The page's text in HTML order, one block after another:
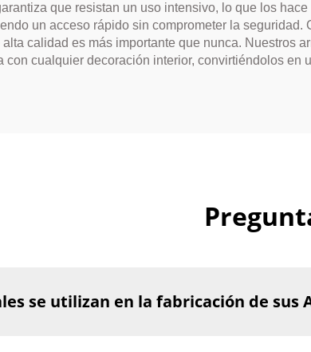
que resistan un uso intensivo, lo que los
un acceso rápido sin comprometer la
calidad es más importante que nunca. Nuestros
con cualquier decoración interior, convirtiéndolos
se utilizan en la fabricación de sus